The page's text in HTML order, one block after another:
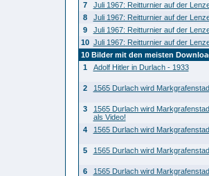
7
Juli 1967: Reitturnier auf der
8
Juli 1967: Reitturnier auf der
9
Juli 1967: Reitturnier auf der
10 Juli 1967: Reitturnier auf der
10 Bilder mit den meisten
1
Adolf Hitler in Durlach - 1933
2 1565 Durlach wird
3
1565 Durlach wird
als Video!
4
1565 Durlach wird
5 1565 Durlach wird
6 1565 Durlach wird